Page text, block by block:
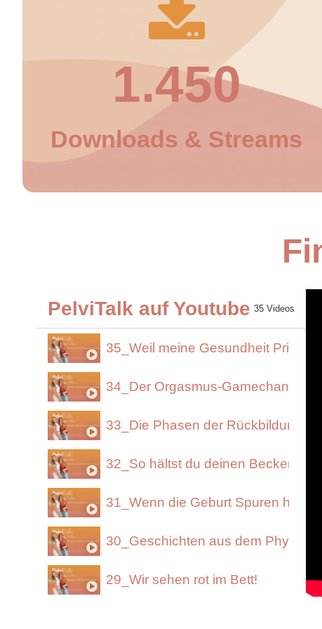
1.450
Downloads & Streams
PelviTalk auf Youtube 35 Videos
35_Weil meine Gesundheit Priorität
34_Der Orgasmus-Gamechanger
33_Die Phasen der Rückbildung
32_So hältst du deinen
31_Wenn die Geburt Spuren
30_Geschichten aus dem Physio-
29_Wir sehen rot im Bett!